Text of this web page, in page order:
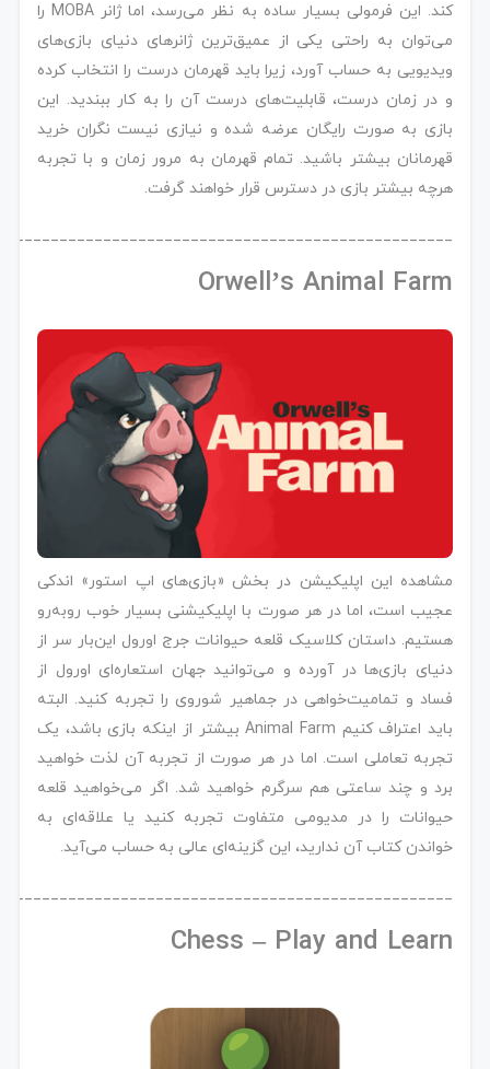
کند. این فرمولی بسیار ساده به نظر می‌رسد، اما ژانر MOBA را
می‌توان به راحتی یکی از عمیق‌ترین ژانرهای دنیای بازی‌های
ویدیویی به حساب آورد، زیرا باید قهرمان درست را انتخاب کرده
و در زمان درست، قابلیت‌های درست آن را به کار ببندید. این
بازی به صورت رایگان عرضه شده و نیازی نیست نگران خرید
قهرمانان بیشتر باشید. تمام قهرمان به مرور زمان و با تجربه
هرچه بیشتر بازی در دسترس قرار خواهند گرفت.
Orwell’s Animal Farm
مشاهده این اپلیکیشن در بخش «بازی‌های اپ استور» اندکی
عجیب است، اما در هر صورت با اپلیکیشنی بسیار خوب روبه‌رو
هستیم. داستان کلاسیک قلعه حیوانات جرج اورول این‌بار سر از
دنیای بازی‌ها در آورده و می‌توانید جهان استعاره‌ای اورول از
فساد و تمامیت‌خواهی در جماهیر شوروی را تجربه کنید. البته
باید اعتراف کنیم Animal Farm بیشتر از اینکه بازی باشد، یک
تجربه تعاملی است. اما در هر صورت از تجربه آن لذت خواهید
برد و چند ساعتی هم سرگرم خواهید شد. اگر می‌خواهید قلعه
حیوانات را در مدیومی متفاوت تجربه کنید یا علاقه‌ای به
خواندن کتاب آن ندارید، این گزینه‌ای عالی به حساب می‌آید.
Chess – Play and Learn